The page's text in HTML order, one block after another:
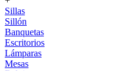
Sillas
Sillón
Banquetas
Escritorios
Lámparas
Mesas